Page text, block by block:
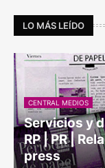
LO MÁS LEÍDO
CENTRAL MEDIOS
Servicios y
RP | PR |
press